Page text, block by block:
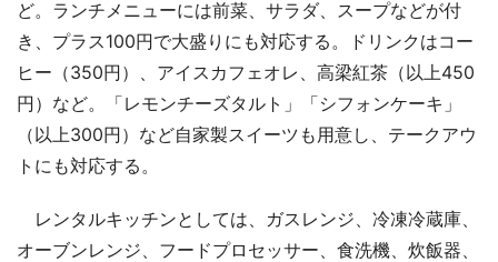
ど。ランチメニューには前菜、サラダ、スープなどが付
き、プラス100円で大盛りにも対応する。ドリンクはコー
ヒー（350円）、アイスカフェオレ、高梁紅茶（以上450
円）など。「レモンチーズタルト」「シフォンケーキ」
（以上300円）など自家製スイーツも用意し、テークアウ
トにも対応する。
レンタルキッチンとしては、ガスレンジ、冷凍冷蔵庫、
オーブンレンジ、フードプロセッサー、食洗機、炊飯器、